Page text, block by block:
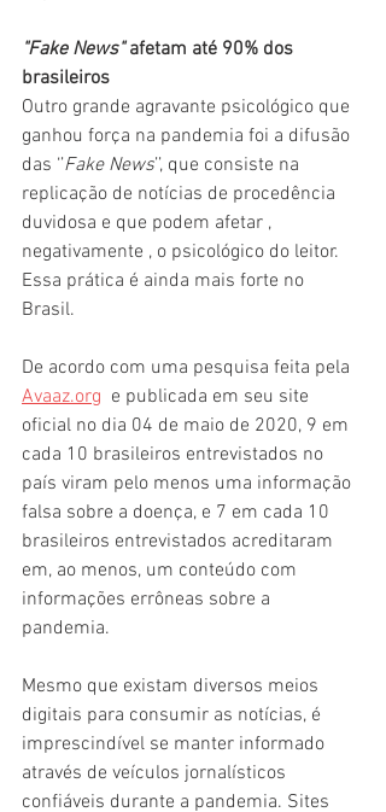
"Fake News" afetam até 90% dos
brasileiros
Outro grande agravante psicológico que
ganhou força na pandemia foi a difusão
das ‘’Fake News’’, que consiste na
replicação de notícias de procedência
duvidosa e que podem afetar ,
negativamente , o psicológico do leitor.
Essa prática é ainda mais forte no
Brasil.
De acordo com uma pesquisa feita pela
Avaaz.org
  e publicada em seu site
oficial no dia 04 de maio de 2020, 9 em
cada 10 brasileiros entrevistados no
país viram pelo menos uma informação
falsa sobre a doença, e 7 em cada 10
brasileiros entrevistados acreditaram
em, ao menos, um conteúdo com
informações errôneas sobre a
pandemia.
Mesmo que existam diversos meios
digitais para consumir as notícias, é
imprescindível se manter informado
através de veículos jornalísticos
confiáveis durante a pandemia. Sites